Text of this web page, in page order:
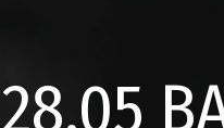
28.05